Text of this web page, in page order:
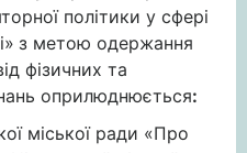
політики у сфері
з метою одержання
фізичних та
оприлюднюється:
міської ради «Про